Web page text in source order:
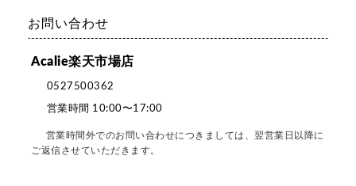
お問い合わせ
Acalie楽天市場店
0527500362
営業時間 10:00〜17:00
営業時間外でのお問い合わせにつきましては、翌営業日以降に
ご返信させていただきます。